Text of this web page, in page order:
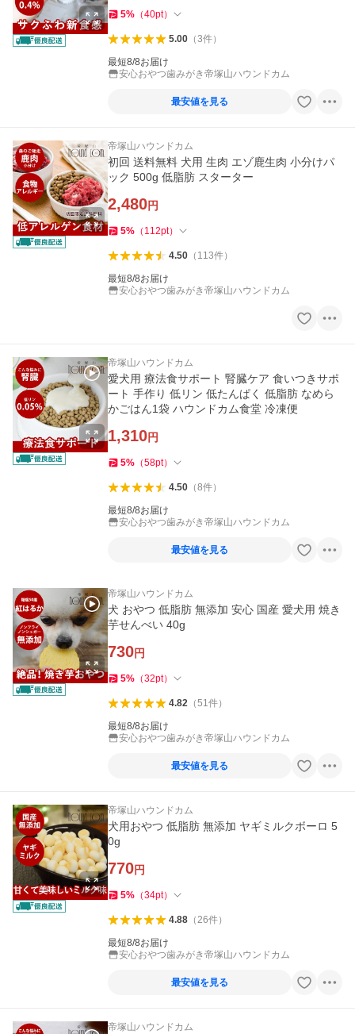
5% （40pt）
5.00（3件）
最短8/8お届け
安心おやつ歯みがき帝塚山ハウンドカム
最安値を見る
帝塚山ハウンドカム
初回 送料無料 犬用 生肉 エゾ鹿生肉 小分けパ
ック 500g 低脂肪 スターター
2,480円
5% （ 112pt）
4.50（ 113件）
最短8/8お届け
安心おやつ歯みがき帝塚山ハウンドカム
帝塚山ハウンドカム
愛犬用 療法食サポート 腎臓ケア 食いつきサポ
ート 手作り 低リン 低たんぱく 低脂肪 なめら
かごはん1袋 ハウンドカム食堂 冷凍便
1,310円
5% （58pt）
4.50（8件）
最短8/8お届け
安心おやつ歯みがき帝塚山ハウンドカム
最安値を見る
帝塚山ハウンドカム
犬 おやつ 低脂肪 無添加 安心 国産 愛犬用 焼き
芋せんべい 40g
730円
5% （32pt）
4.82（51件）
最短8/8お届け
安心おやつ歯みがき帝塚山ハウンドカム
最安値を見る
帝塚山ハウンドカム
犬用おやつ 低脂肪 無添加 ヤギミルクボーロ 5
0g
770円
5% （34pt）
4.88（26件）
最短8/8お届け
安心おやつ歯みがき帝塚山ハウンドカム
最安値を見る
帝塚山ハウンドカム